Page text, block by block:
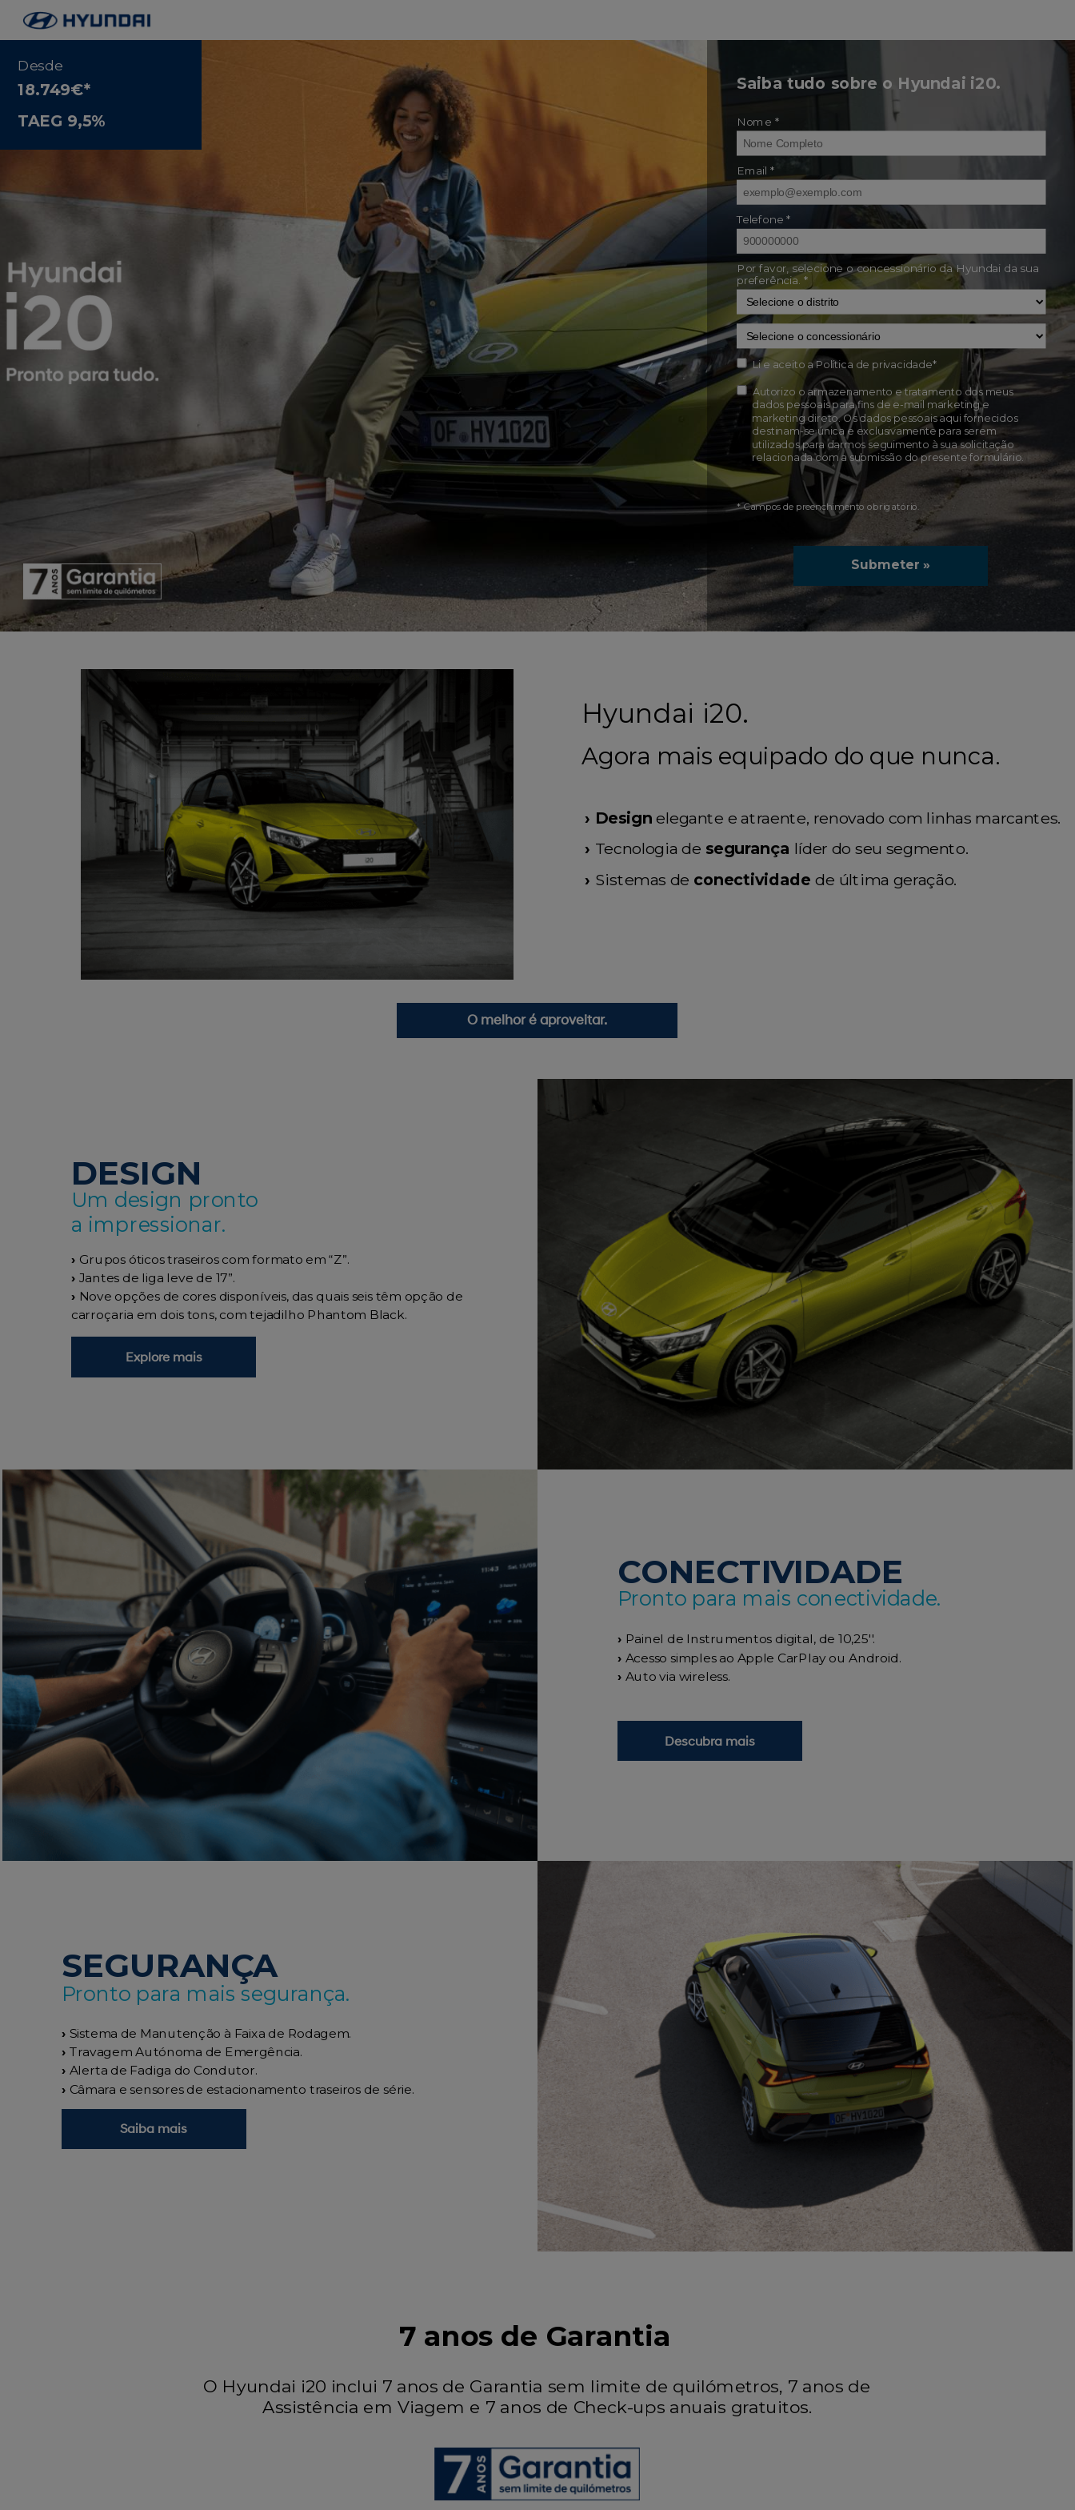
Hyundai i20.
Agora mais equipado do que nunca.
› Design elegante e atraente, renovado com linhas marcantes.
› Tecnologia de segurança líder do seu segmento.
› Sistemas de conectividadede última geração.
O melhor é aproveitar.
DESIGN
Um design pronto
a impressionar.
› Grupos óticos traseiros com formato em “Z”.
›Jantes de liga leve de 17”.
› Nove opções de cores disponíveis, das quais seis têm opção de
carroçaria em dois tons, com tejadilho Phantom Black.
Explore mais
CONECTIVIDADE
Pronto para mais conectividade.
› Acesso simples ao Apple CarPlay ou Android.
› Auto via wireless.
Descubra mais
› Painel de Instrumentos digital, de 10,25''.
SEGURANÇA
Pronto para mais segurança.
› Travagem Autónoma de Emergência.
› Alerta de Fadiga do Condutor.
› Câmara e sensores de estacionamento traseiros de série.
Saiba mais
› Sistema de Manutenção à Faixa de Rodagem.
7 anos de Garantia
O Hyundai i20 inclui 7 anos de Garantia sem limite de quilómetros, 7 anos de
Assistência em Viagem e 7 anos de Check-ups anuais gratuitos.
Saiba tudo sobre o Hyundai i20.
* Campos de preenchimento obrigatório.
Nome *
Email *
Telefone *
Por favor, selecione o concessionário da Hyundai da sua
preferência. *
Li e aceito aPolítica de privacidade*
Autorizo o armazenamento e tratamento dos meus
dados pessoais para fins de e-mail marketing e
marketing direto. Os dados pessoais aqui fornecidos
destinam-se única e exclusivamente para serem
utilizados para darmos seguimento à sua solicitação
relacionada com a submissão do presente formulário.
Submeter »
Desde
18.749€*
TAEG 9,5%